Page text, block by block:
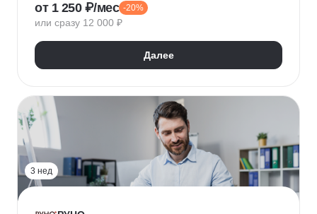
от 1 250 ₽/мес -20%
или сразу 12 000 ₽
Далее
3 нед